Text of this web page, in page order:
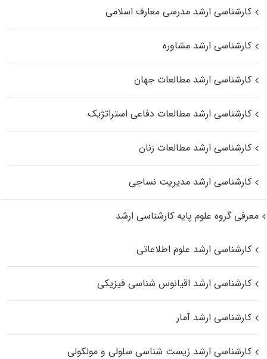
کارشناسی ارشد مدرسی معارف اسلامی
کارشناسی ارشد مشاوره
کارشناسی ارشد مطالعات جهان
کارشناسی ارشد مطالعات دفاعی استراتژیک
کارشناسی ارشد مطالعات زنان
کارشناسی ارشد مدیریت نساجی
معرفی گروه علوم پایه کارشناسی ارشد
کارشناسی ارشد علوم اطلاعاتی
کارشناسی ارشد اقیانوس‌ شناسی فیزیکی
کارشناسی ارشد آمار
کارشناسی ارشد زیست شناسی سلولی و مولکولی